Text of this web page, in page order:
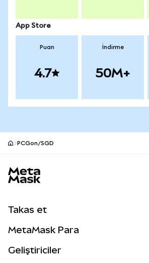
App Store
Puan
4.7
İndirme
50M+
PCGon/SGD
Takas et
Perps
MetaMask Para
Geliştiriciler